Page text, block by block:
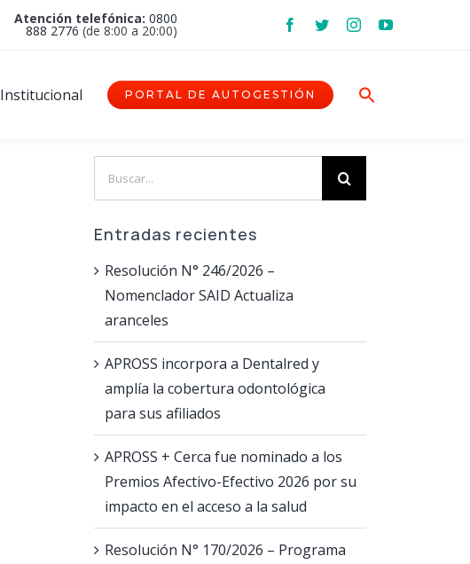
Atención telefónica: 0800
888 2776 (de 8:00 a 20:00)
Institucional PORTAL DE AUTOGESTIÓN
Entradas recientes
Resolución N° 246/2026 –
Nomenclador SAID Actualiza
aranceles
APROSS incorpora a Dentalred y
amplía la cobertura odontológica
para sus afiliados
APROSS + Cerca fue nominado a los
Premios Afectivo-Efectivo 2026 por su
impacto en el acceso a la salud
Resolución N° 170/2026 – Programa